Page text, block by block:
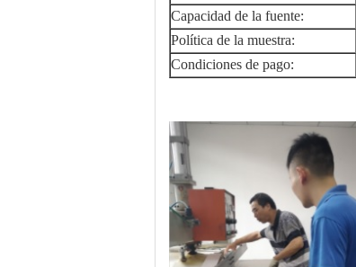
Capacidad de la fuente:
Política de la muestra:
Condiciones de pago: